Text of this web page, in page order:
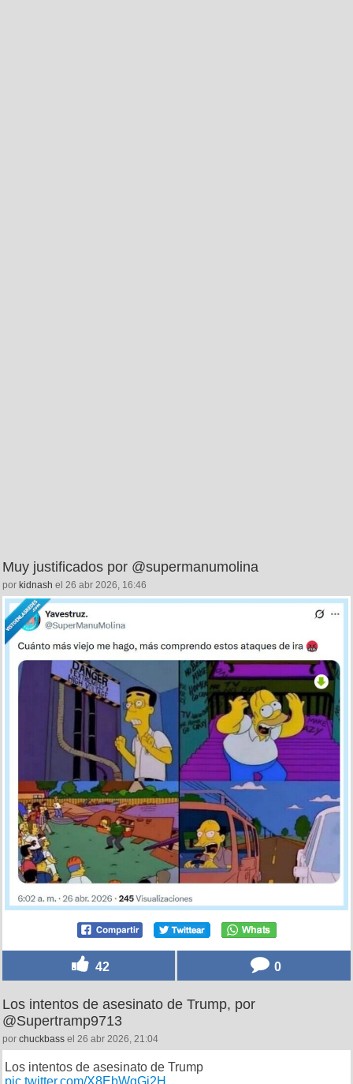
Muy justificados por @supermanumolina
por kidnash el 26 abr 2026, 16:46
42 0
Los intentos de asesinato de Trump, por
@Supertramp9713
por chuckbass el 26 abr 2026, 21:04
Los intentos de asesinato de Trump
pic.twitter.com/X8EbWgGj2H